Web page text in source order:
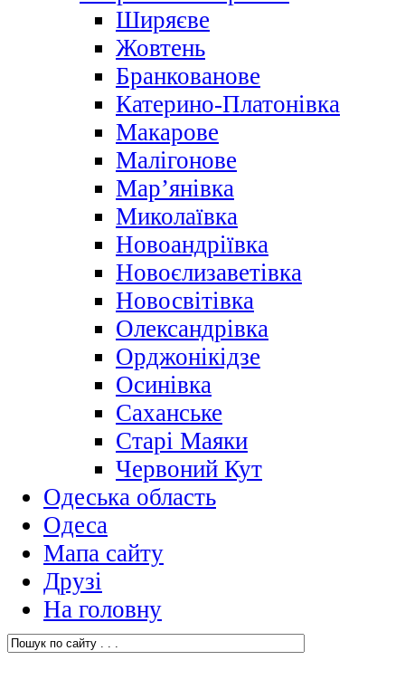
Ширяєве
Жовтень
Бранкованове
Катерино-Платонівка
Макарове
Малігонове
Мар’янівка
Миколаївка
Новоандріївка
Новоєлизаветівка
Новосвітівка
Олександрівка
Орджонікідзе
Осинівка
Саханське
Старі Маяки
Червоний Кут
Одеська область
Одеса
Мапа сайту
Друзі
На головну